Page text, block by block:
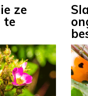
ze
te